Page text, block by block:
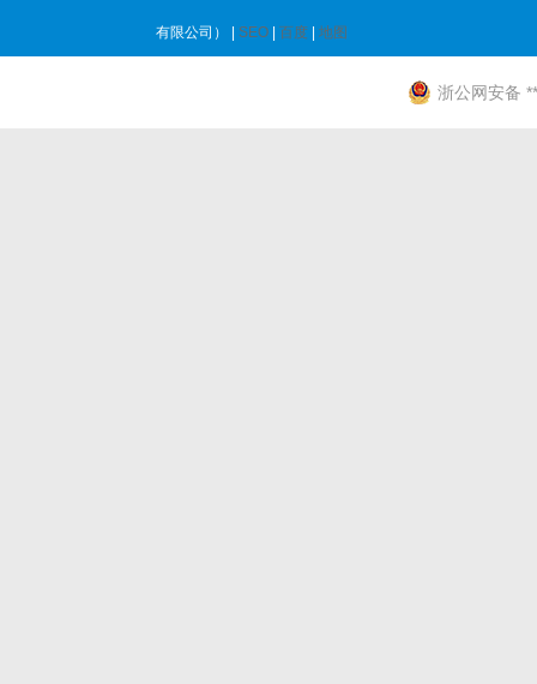
有限公司） | SEO 百度 地图
浙公网安备